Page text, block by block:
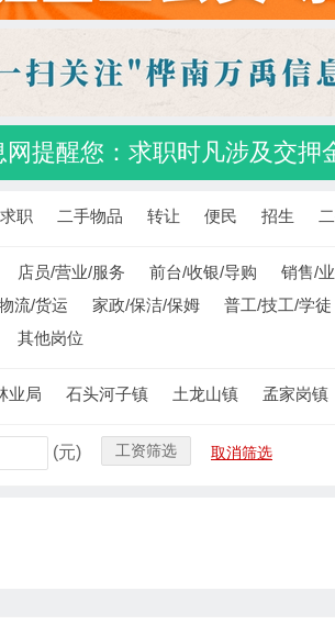
提醒您：求职时凡涉及交押
求职 二手物品 转让 便民 招生
店员/营业/服务 前台/收银/导购 销售/
流/货运 家政/保洁/保姆 普工/技工/学徒
其他岗位
业局 石头河子镇 土龙山镇 孟家岗镇
(元) 工资筛选 取消筛选